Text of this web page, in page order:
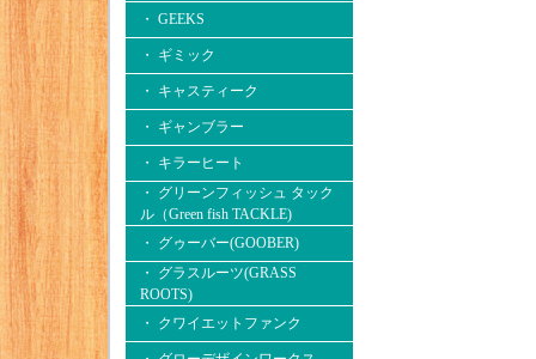
・ GEEKS
・ ギミック
・ キャスティーク
・ ギャンブラー
・ キラーヒート
・ グリーンフィッシュ タック
ル（Green fish TACKLE)
・ グゥーバー(GOOBER)
・ グラスルーツ(GRASS
ROOTS)
・ クワイエットファンク